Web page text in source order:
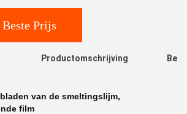
Prijs
Productomschrijving
van de smeltingslijm,
film